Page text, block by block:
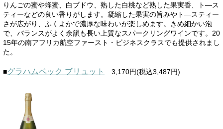
りんごの蜜や蜂蜜、白ブドウ、熟した白桃など熟した果実香、ト―ス
ティーなどの良い香りがします。凝縮した果実の旨みやト―スティー
さが広がり、ふくよかで濃厚な味わいが楽しめます。きめ細かい泡
で、バランスがよく余韻も長い上質なスパークリングワインです。20
15年の南アフリカ航空ファースト・ビジネスクラスでも提供されまし
た。
■グラハムベック ブリュット 3,170円(税込3,487円)